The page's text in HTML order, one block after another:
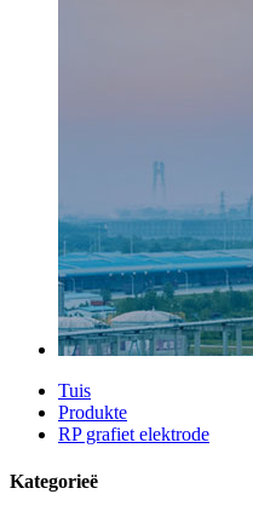
Tuis
Produkte
RP grafiet elektrode
Kategorieë